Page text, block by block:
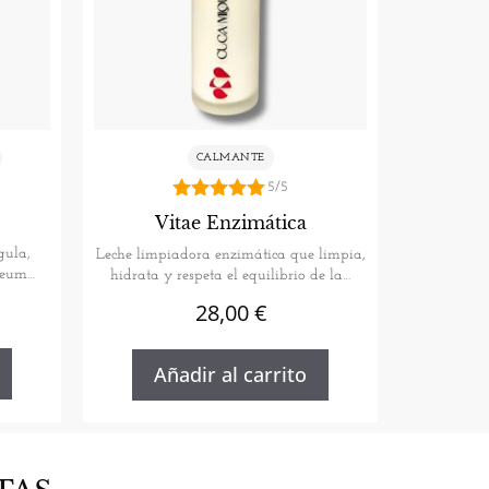
CALMANTE
5.00
de 5
5/5
Vitae Enzimática
Leche limpiadora enzimática que limpia,
hidrata y respeta el equilibrio de la…
28,00€
Añadir al carrito